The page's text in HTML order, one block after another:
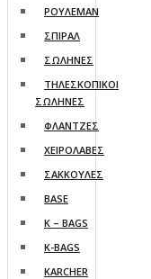
ΡΟΥΛΕΜΑΝ
ΣΠΙΡΑΛ
ΣΩΛΗΝΕΣ
ΤΗΛΕΣΚΟΠΙΚΟΙ
ΣΩΛΗΝΕΣ
ΦΛΑΝΤΖΕΣ
ΧΕΙΡΟΛΑΒΕΣ
ΣΑΚΚΟΥΛΕΣ
BASE
K – BAGS
K-BAGS
KARCHER